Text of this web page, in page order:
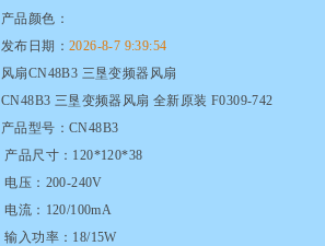
产品颜色：
发布日期： 2026-8-7 9:39:54
风扇CN48B3 三垦变频器风扇
CN48B3 三垦变频器风扇 全新原装 F0309-742
产品型号：CN48B3
产品尺寸：120*120*38
电压：200-240V
电流：120/100mA
输入功率：18/15W